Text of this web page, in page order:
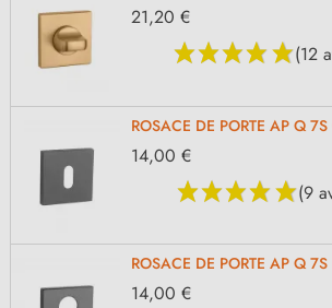
(12
21,20 €
ROSACE DE PORTE AP Q
(9
14,00 €
ROSACE DE PORTE AP Q 7S
14,00 €